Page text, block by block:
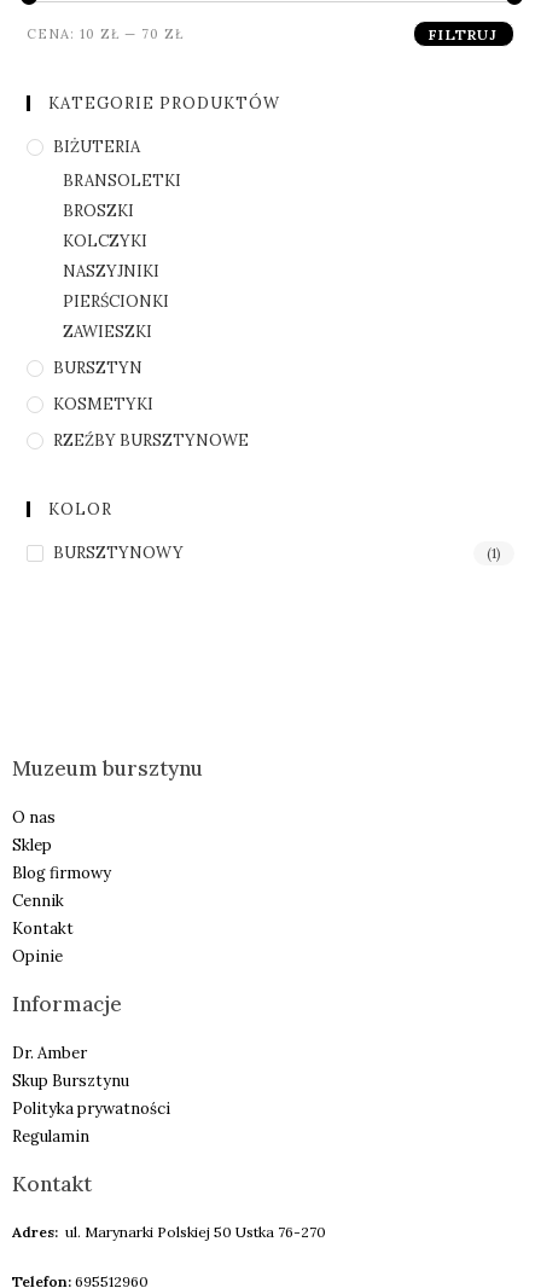
FILTRUJ
CENA:10 ZŁ — 70 ZŁ
KATEGORIE PRODUKTÓW
BIŻUTERIA
BRANSOLETKI
BROSZKI
KOLCZYKI
NASZYJNIKI
PIERŚCIONKI
ZAWIESZKI
BURSZTYN
KOSMETYKI
RZEŹBY BURSZTYNOWE
KOLOR
BURSZTYNOWY (1)
Muzeum bursztynu
O nas
Sklep
Blog firmowy
Cennik
Kontakt
Opinie
Informacje
Dr. Amber
Skup Bursztynu
Polityka prywatności
Regulamin
Kontakt
Adres: ul. Marynarki Polskiej 50 Ustka 76-270
Telefon: 695512960